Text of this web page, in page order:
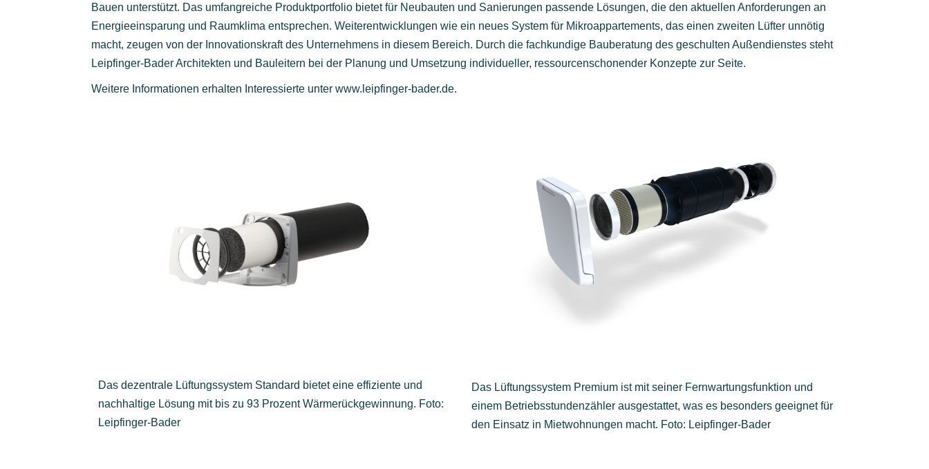
Bauen unterstützt. Das umfangreiche Produktportfolio bietet für Neubauten und Sanierungen passende Lösungen, die den aktuellen Anforderungen an
Energieeinsparung und Raumklima entsprechen. Weiterentwicklungen wie ein neues System für Mikroappartements, das einen zweiten Lüfter unnötig
macht, zeugen von der Innovationskraft des Unternehmens in diesem Bereich. Durch die fachkundige Bauberatung des geschulten Außendienstes steht
Leipfinger-Bader Architekten und Bauleitern bei der Planung und Umsetzung individueller, ressourcenschonender Konzepte zur Seite.
Weitere Informationen erhalten Interessierte unter www.leipfinger-bader.de.
Das dezentrale Lüftungssystem Standard bietet eine effiziente und
nachhaltige Lösung mit bis zu 93 Prozent Wärmerückgewinnung. Foto:
Leipfinger-Bader
Das Lüftungssystem Premium ist mit seiner Fernwartungsfunktion und
einem Betriebsstundenzähler ausgestattet, was es besonders geeignet für
den Einsatz in Mietwohnungen macht. Foto: Leipfinger-Bader